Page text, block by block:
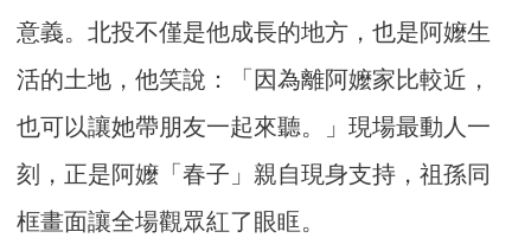
意義。北投不僅是他成長的地方，也是阿嬤生
活的土地，他笑說：「因為離阿嬤家比較近，
也可以讓她帶朋友一起來聽。」現場最動人一
刻，正是阿嬤「春子」親自現身支持，祖孫同
框畫面讓全場觀眾紅了眼眶。